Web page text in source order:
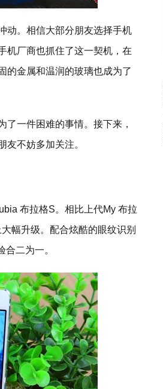
动。相信大部分朋友选择手机
机厂商也抓住了这一契机，在
的金属和温润的玻璃也成为了
一件困难的事情。接下来，
不妨多加关注。
布拉格S。相比上代My 布拉
幅升级。配合炫酷的眼纹识别
二为一。